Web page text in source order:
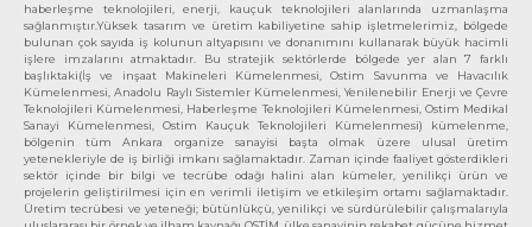
haberleşme teknolojileri, enerji, kauçuk teknolojileri alanlarında uzmanlaşma
sağlanmıştır.Yüksek tasarım ve üretim kabiliyetine sahip işletmelerimiz, bölgede
bulunan çok sayıda iş kolunun altyapısını ve donanımını kullanarak büyük hacimli
işlere imzalarını atmaktadır. Bu stratejik sektörlerde bölgede yer alan 7 farklı
başlıktaki(İş ve inşaat Makineleri Kümelenmesi, Ostim Savunma ve Havacılık
Kümelenmesi, Anadolu Raylı Sistemler Kümelenmesi, Yenilenebilir Enerji ve Çevre
Teknolojileri Kümelenmesi, Haberleşme Teknolojileri Kümelenmesi, Ostim Medikal
Sanayi Kümelenmesi, Ostim Kauçuk Teknolojileri Kümelenmesi) kümelenme,
bölgenin tüm Ankara organize sanayisi başta olmak üzere ulusal üretim
yetenekleriyle de iş birliği imkanı sağlamaktadır. Zaman içinde faaliyet gösterdikleri
sektör içinde bir bilgi ve tecrübe odağı halini alan kümeler, yenilikçi ürün ve
projelerin geliştirilmesi için en verimli iletişim ve etkileşim ortamı sağlamaktadır.
Üretim tecrübesi ve yeteneği; bütünlükçü, yenilikçi ve sürdürülebilir çalışmalarıyla